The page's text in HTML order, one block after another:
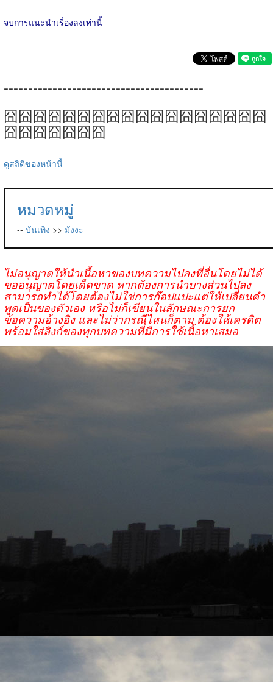
จบการแนะนำเรื่องลงเท่านี้
-----------------------------------------
囧囧囧囧囧囧囧囧囧囧囧囧囧囧囧囧囧囧
囧囧囧囧囧囧囧
ดูสถิติของหน้านี้
หมวดหมู่
-- บันเทิง >> มังงะ
ไม่อนุญาตให้นำเนื้อหาของบทความไปลงที่อื่นโดยไม่ได้
ขออนุญาตโดยเด็ดขาด หากต้องการนำบางส่วนไปลง
สามารถทำได้โดยต้องไม่ใช่การก๊อปแปะแต่ให้เปลี่ยนคำ
พูดเป็นของตัวเอง หรือไม่ก็เขียนในลักษณะการยก
ข้อความอ้างอิง และไม่ว่ากรณีไหนก็ตาม ต้องให้เครดิต
พร้อมใส่ลิงก์ของทุกบทความที่มีการใช้เนื้อหาเสมอ